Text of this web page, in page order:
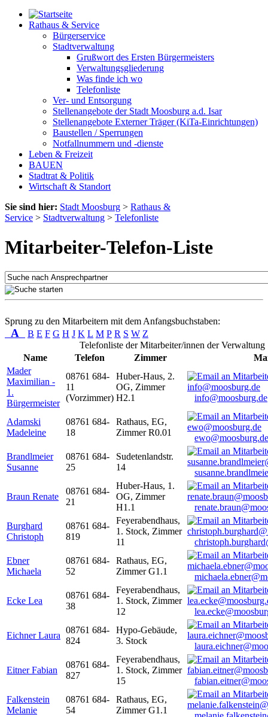
Rathaus & Service
Bürgerservice
Stadtverwaltung
Grußwort des Ersten Bürgermeisters
Verwaltungsgliederung
Was finde ich wo
Telefonliste
Ver- und Entsorgung
Stellenangebote der Stadt Moosburg a.d. Isar
Stellenangebote Externer Träger (KiTa-Einrichtungen)
Baustellen / Sperrungen
Notfallnummern und -dienste
Leben & Freizeit
BAUEN
Stadtrat & Politik
Wirtschaft & Standort
Sie sind hier: Stadt Moosburg > Rathaus &
Service > Stadtverwaltung > Telefonliste
Mitarbeiter-Telefon-Liste
Sprung zu den Mitarbeitern mit dem Anfangsbuchstaben:
A B E F G H J K L M P R S W Z
Telefonliste der Mitarbeiter/innen der Verwaltung
Name
Telefon Zimmer
Mader
Maximilian -
1.
Bürgermeister
08761 684-
11
(Vorzimmer)
Huber-Haus, 2.
OG, Zimmer
H2.1
info@moosburg.de
Adamski
Madeleine
08761 684-
18
Rathaus, EG,
Zimmer R0.01
ewo@moosburg.de
Brandlmeier
Susanne
08761 684-
25
Sudetenlandstr.
14
Braun Renate
08761 684-
21
Huber-Haus, 1.
OG, Zimmer
H1.1
Burghard
Christoph
08761 684-
819
Feyerabendhaus,
1. Stock, Zimmer
11
Ebner
Michaela
08761 684-
52
Rathaus, EG,
Zimmer G1.1
Ecke Lea
08761 684-
38
Feyerabendhaus,
1. Stock, Zimmer
12
Eichner Laura
08761 684-
824
Hypo-Gebäude,
3. Stock
Eitner Fabian
08761 684-
827
Feyerabendhaus,
1. Stock, Zimmer
15
Falkenstein
Melanie
08761 684-
54
Rathaus, EG,
Zimmer G1.1